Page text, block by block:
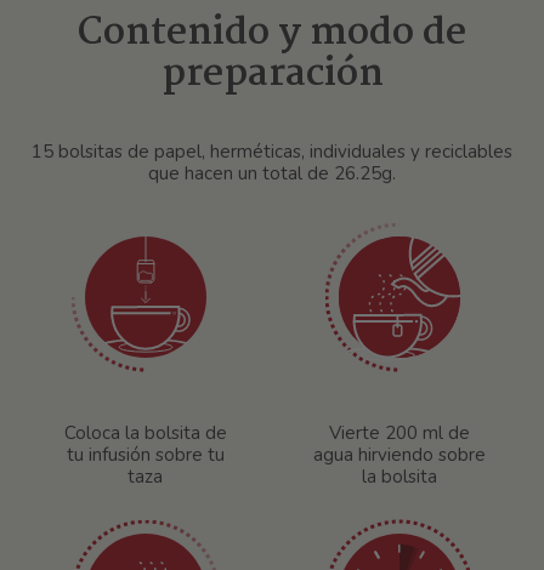
Contenido y modo de
preparación
15 bolsitas de papel, herméticas, individuales y reciclables
que hacen un total de 26.25g.
Coloca la bolsita de
tu infusión sobre tu
taza
Vierte 200 ml de
agua hirviendo sobre
la bolsita